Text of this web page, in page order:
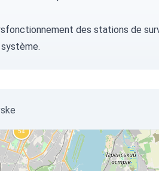
des stations de